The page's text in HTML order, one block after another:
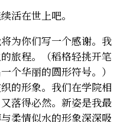
活在世上吧。
为你们写一个感谢。我
旅程。（稻格轻挑开笔
个华丽的圆形符号。）
的形象。我们在学院相
落得必然。新姿是我最
柔情似水的形象深深吸